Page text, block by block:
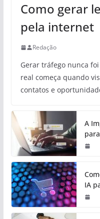
Como gerar
pela internet
Redação
Gerar tráfego nunca
real começa quando
contatos e
A
IA